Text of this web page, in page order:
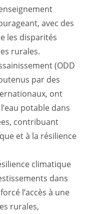
avec des
les disparités
rurales.
(ODD
par des
ont
potable dans
contribuant
et à la résilience
climatique
dans
l’accès à une
rurales,